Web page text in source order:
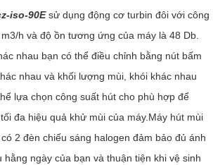
iso-90Esử dụng động cơ turbin đôi với công
h và độ ồn tương ứng của máy là 48 Db.
nhau bạn có thể điều chỉnh bằng nút bấm
nhau và khối lượng mùi, khói khác nhau
lựa chọn công suất hút cho phù hợp để
đa hiệu quả khử mùi của máy.Máy hút mùi
2 đèn chiếu sáng halogen đảm bảo đủ ánh
hằng ngày của bạn và thuận tiện khi vệ sinh